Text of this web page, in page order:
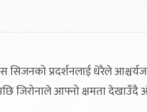
सिजनको प्रदर्शनलाई धेरैले
जिरोनाले आफ्नो क्षमता